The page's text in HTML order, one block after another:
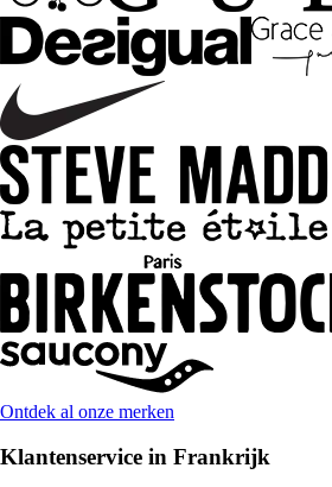
Ontdek al onze merken
Klantenservice in Frankrijk